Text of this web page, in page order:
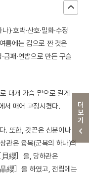
더보기
)·호박·산호·밀화·수정
름에는 깁으로 짠 것은
금패·연밥으로 만든 구슬
대개 가슴 밑으로 길게
서 매어 고정시켰다.
. 또한, 갓끈은 신분이나
관은 융복(군복의 하나)의
貝纓］을, 당하관은
纓］을 하였고, 전립에는